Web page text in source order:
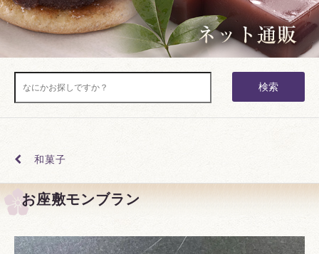
検索
和菓子
お座敷モンブラン